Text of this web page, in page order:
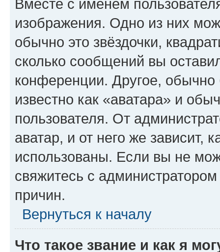
Вместе с именем
изображения. Одно из них
обычно это звёздочки,
сколько сообщений вы
конференции. Другое,
известно как «аватара» и
пользователя. От
аватар, и от него же зависит,
использованы. Если вы не
свяжитесь с
причин.
Вернуться к началу
Что такое звание и как я